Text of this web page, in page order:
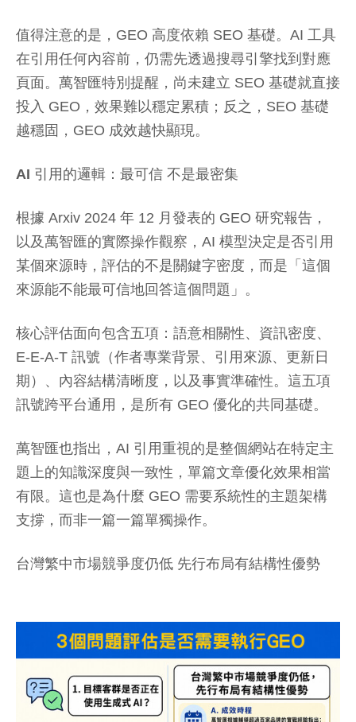
值得注意的是，GEO 高度依賴 SEO 基礎。AI 工具
在引用任何內容前，仍需先透過搜尋引擎找到對應
頁面。萬智匯特別提醒，尚未建立 SEO 基礎就直接
投入 GEO，效果難以穩定累積；反之，SEO 基礎
越穩固，GEO 成效越快顯現。
AI 引用的邏輯：最可信 不是最密集
根據 Arxiv 2024 年 12 月發表的 GEO 研究報告，
以及萬智匯的實際操作觀察，AI 模型決定是否引用
某個來源時，評估的不是關鍵字密度，而是「這個
來源能不能最可信地回答這個問題」。
核心評估面向包含五項：語意相關性、資訊密度、
E-E-A-T 訊號（作者專業背景、引用來源、更新日
期）、內容結構清晰度，以及事實準確性。這五項
訊號跨平台通用，是所有 GEO 優化的共同基礎。
萬智匯也指出，AI 引用重視的是整個網站在特定主
題上的知識深度與一致性，單篇文章優化效果相當
有限。這也是為什麼 GEO 需要系統性的主題架構
支撐，而非一篇一篇單獨操作。
台灣繁中市場競爭度仍低 先行布局有結構性優勢